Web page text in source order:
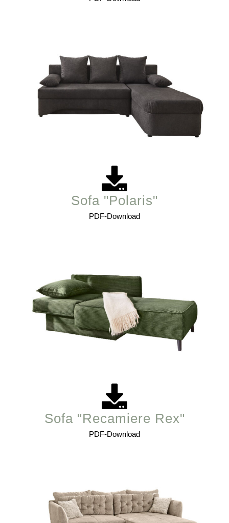
Sofa "Polaris"
PDF-Download
Sofa "Recamiere Rex"
PDF-Download